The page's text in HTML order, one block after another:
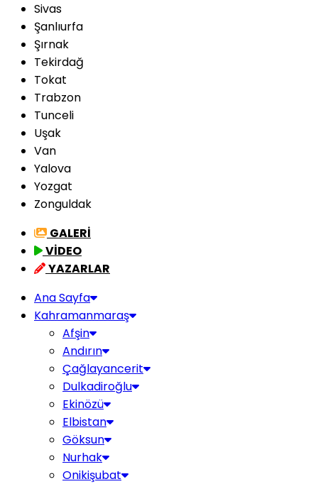
Sivas
Şanlıurfa
Şırnak
Tekirdağ
Tokat
Trabzon
Tunceli
Uşak
Van
Yalova
Yozgat
Zonguldak
GALERİ
VİDEO
YAZARLAR
Ana Sayfa
Kahramanmaraş
Afşin
Andırın
Çağlayancerit
Dulkadiroğlu
Ekinözü
Elbistan
Göksun
Nurhak
Onikişubat